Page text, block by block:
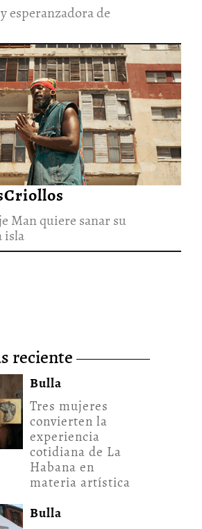
esperanzadora de
El rap de Brebaje Man quiere
sanar su alma y el de una isla
27/Jun/2026
Man quiere sanar su
isla
reciente
Bulla
Tres mujeres
convierten la
experiencia
cotidiana de La
Habana en
materia artística
Bulla